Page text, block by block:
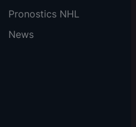
Pronostics NHL
News